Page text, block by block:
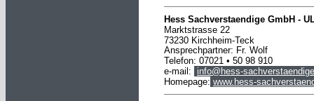
Hess Sachverstaendige GmbH -
Marktstrasse 22
73230 Kirchheim-Teck
Ansprechpartner: Fr. Wolf
Telefon: 07021 • 50 98 910
e-mail:
info@hess-
Homepage: www.hess-